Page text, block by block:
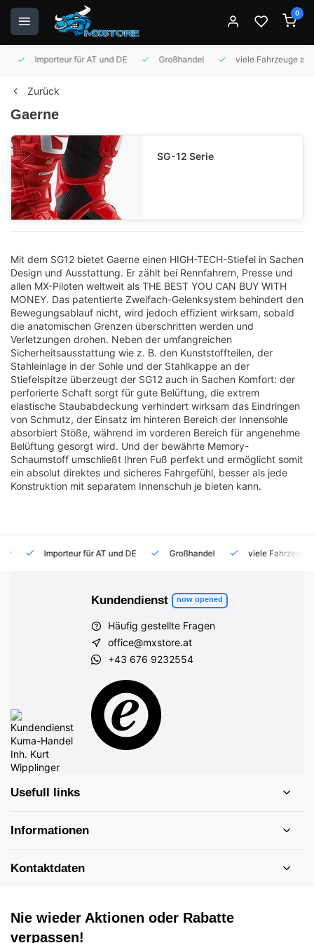
0
Importeur für AT und DE Großhandel viele Fahrzeuge auf
Zurück
Gaerne
SG-12 Serie
Mit dem SG12 bietet Gaerne einen HIGH-TECH-Stiefel in Sachen
Design und Ausstattung. Er zählt bei Rennfahrern, Presse und
allen MX-Piloten weltweit als THE BEST YOU CAN BUY WITH
MONEY. Das patentierte Zweifach-Gelenksystem behindert den
Bewegungsablauf nicht, wird jedoch effizient wirksam, sobald
die anatomischen Grenzen überschritten werden und
Verletzungen drohen. Neben der umfangreichen
Sicherheitsausstattung wie z. B. den Kunststoffteilen, der
Stahleinlage in der Sohle und der Stahlkappe an der
Stiefelspitze überzeugt der SG12 auch in Sachen Komfort: der
perforierte Schaft sorgt für gute Belüftung, die extrem
elastische Staubabdeckung verhindert wirksam das Eindringen
von Schmutz, der Einsatz im hinteren Bereich der Innensohle
absorbiert Stöße, während im vorderen Bereich für angenehme
Belüftung gesorgt wird. Und der bewährte Memory-
Schaumstoff umschließt Ihren Fuß perfekt und ermöglicht somit
ein absolut direktes und sicheres Fahrgefühl, besser als jede
Konstruktion mit separatem Innenschuh je bieten kann.
Importeur für AT und DE Großhandel viele Fahrzeuge auf
Kundendienst now opened
Häufig gestellte Fragen
office@mxstore.at
+43 676 9232554
Usefull links
Informationen
Kontaktdaten
Nie wieder Aktionen oder Rabatte
verpassen!